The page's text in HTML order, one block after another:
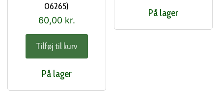
06265)
60,00 kr.
Tilføj til kurv
På lager
På lager